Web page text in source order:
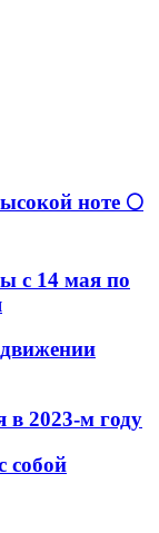
ноте 🌕
с 14 мая по
в 2023-м году
собой